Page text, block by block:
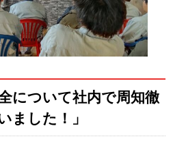
について社内で周知徹
ました！」